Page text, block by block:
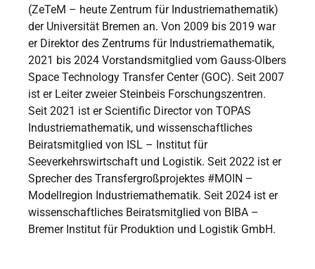
(ZeTeM – heute Zentrum für Industriemathematik)
der Universität Bremen an. Von 2009 bis 2019 war
er Direktor des Zentrums für Industriemathematik,
2021 bis 2024 Vorstandsmitglied vom Gauss-Olbers
Space Technology Transfer Center (GOC). Seit 2007
ist er Leiter zweier Steinbeis Forschungszentren.
Seit 2021 ist er Scientific Director von TOPAS
Industriemathematik, und wissenschaftliches
Beiratsmitglied von ISL – Institut für
Seeverkehrswirtschaft und Logistik. Seit 2022 ist er
Sprecher des Transfergroßprojektes #MOIN –
Modellregion Industriemathematik. Seit 2024 ist er
wissenschaftliches Beiratsmitglied von BIBA –
Bremer Institut für Produktion und Logistik GmbH.